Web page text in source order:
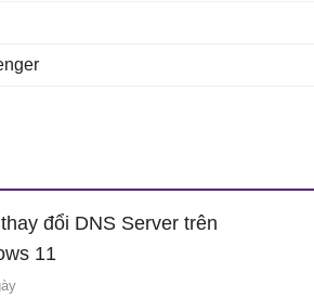
đổi DNS Server trên
11